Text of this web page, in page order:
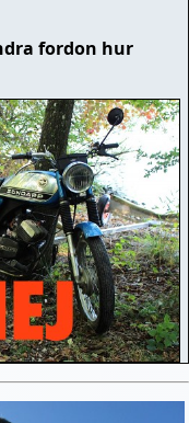
fordon hur